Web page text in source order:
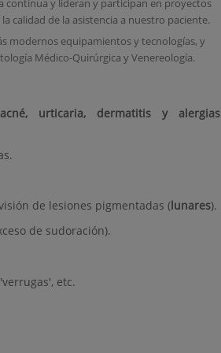
continua y lideran y participan en proyectos
calidad de la asistencia a nuestro paciente.
modernos equipamientos y tecnologías, y
Médico-Quirúrgica y Venereología.
urticaria, dermatitis y alergias
de lesiones pigmentadas (lunares).
de sudoración).
etc.